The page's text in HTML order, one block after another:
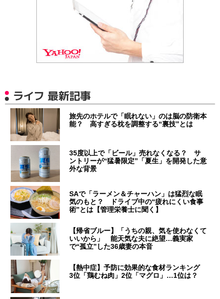
ライフ 最新記事
旅先のホテルで「眠れない」のは脳の防衛本
能？ 高すぎる枕を調整する“裏技”とは
35度以上で「ビール」売れなくなる？ サ
ントリーが“猛暑限定”「夏生」を開発した意
外な背景
SAで「ラーメン＆チャーハン」は猛烈な眠
気のもと？ ドライブ中の“疲れにくい食事
術”とは【管理栄養士に聞く】
【帰省ブルー】「うちの親、気を使わなくて
いいから」 能天気な夫に絶望…義実家
で“孤立”した36歳妻の本音
【熱中症】予防に効果的な食材ランキング
3位「鶏むね肉」2位「マグロ」…1位は？